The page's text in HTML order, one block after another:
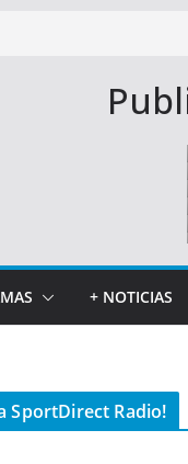
+ NOTICIAS
SportDirect Radio!